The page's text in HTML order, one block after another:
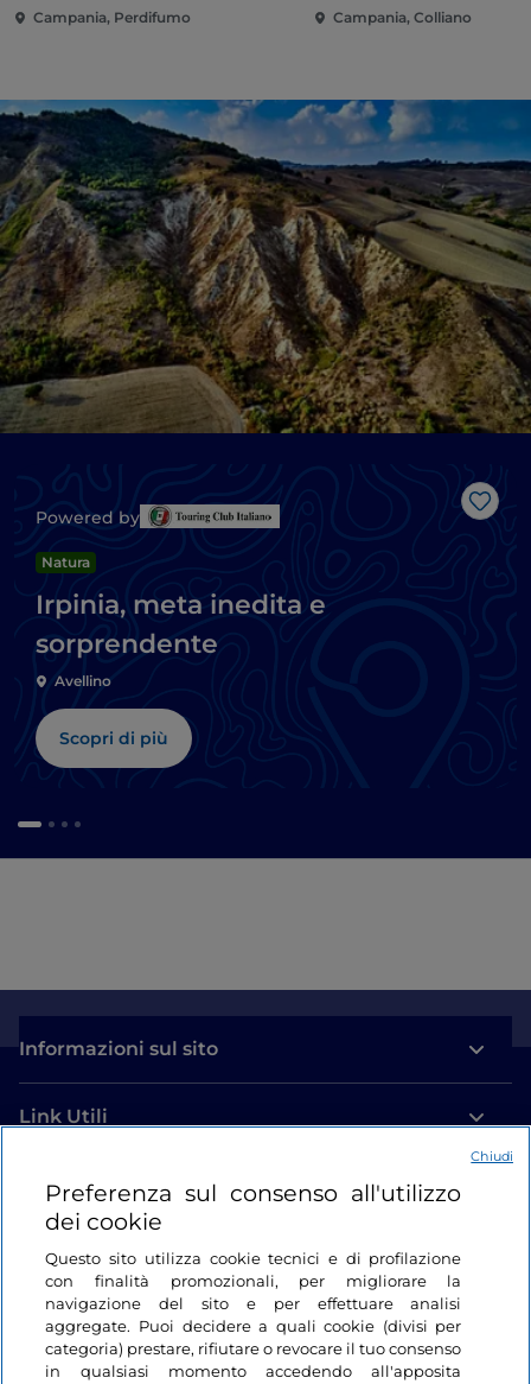
Campania, Perdifumo Campania, Colliano
Like
Powered by
Natura
Irpinia, meta inedita e
sorprendente
Avellino
Scopri di più
Informazioni sul sito
Link Utili
Login
Restiamo in contatto
Preferenza sul consenso all'utilizzo
dei cookie
Questo sito utilizza cookie tecnici e di profilazione
con finalità promozionali, per migliorare la
navigazione del sito e per effettuare analisi
aggregate. Puoi decidere a quali cookie (divisi per
categoria) prestare, rifiutare o revocare il tuo consenso
in qualsiasi momento accedendo all'apposita
Chiudi